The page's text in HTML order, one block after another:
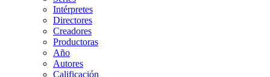
Intérpretes
Directores
Creadores
Productoras
Año
Autores
Calificación